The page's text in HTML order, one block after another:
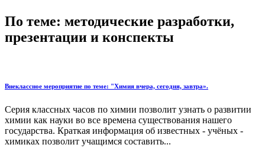
По теме: методические разработки,
презентации и конспекты
Внеклассное мероприятие по теме: "Химия вчера, сегодня, завтра».
Серия классных часов по химии позволит узнать о развитии
химии как науки во все времена существования нашего
государства. Краткая информация об известных - учёных -
химиках позволит учащимся составить...